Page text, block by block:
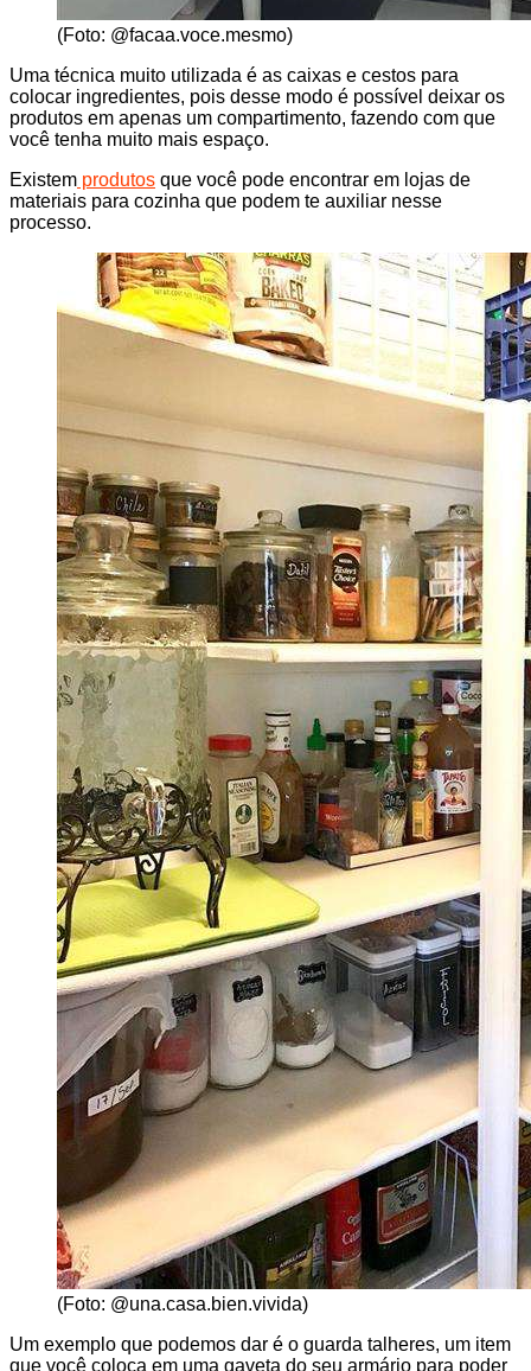
(Foto: @facaa.voce.mesmo)
Uma técnica muito utilizada é as caixas e cestos para
colocar ingredientes, pois desse modo é possível deixar os
produtos em apenas um compartimento, fazendo com que
você tenha muito mais espaço.
Existem produtos que você pode encontrar em lojas de
materiais para cozinha que podem te auxiliar nesse
processo.
(Foto: @una.casa.bien.vivida)
Um exemplo que podemos dar é o guarda talheres, um item
que você coloca em uma gaveta do seu armário para poder